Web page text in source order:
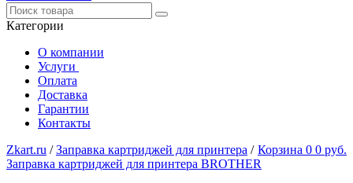
Категории
О компании
Услуги
Оплата
Доставка
Гарантии
Контакты
Корзина 0 0 руб.
Zkart.ru /Заправка картриджей для принтера /
Заправка картриджей для принтера BROTHER